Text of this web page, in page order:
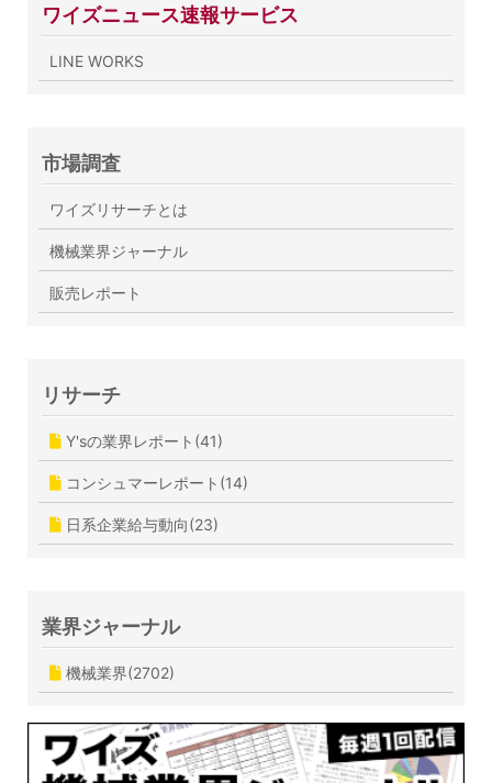
ワイズニュース速報サービス
LINE WORKS
市場調査
ワイズリサーチとは
機械業界ジャーナル
販売レポート
リサーチ
Y'sの業界レポート(41)
コンシュマーレポート(14)
日系企業給与動向(23)
業界ジャーナル
機械業界(2702)